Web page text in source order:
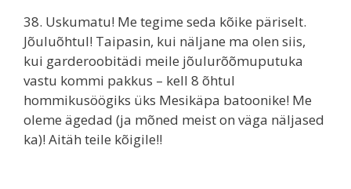
38. Uskumatu! Me tegime seda kõike päriselt.
Jõuluõhtul! Taipasin, kui näljane ma olen siis,
kui garderoobitädi meile jõulurõõmuputuka
vastu kommi pakkus – kell 8 õhtul
hommikusöögiks üks Mesikäpa batoonike! Me
oleme ägedad (ja mõned meist on väga näljased
ka)! Aitäh teile kõigile!!